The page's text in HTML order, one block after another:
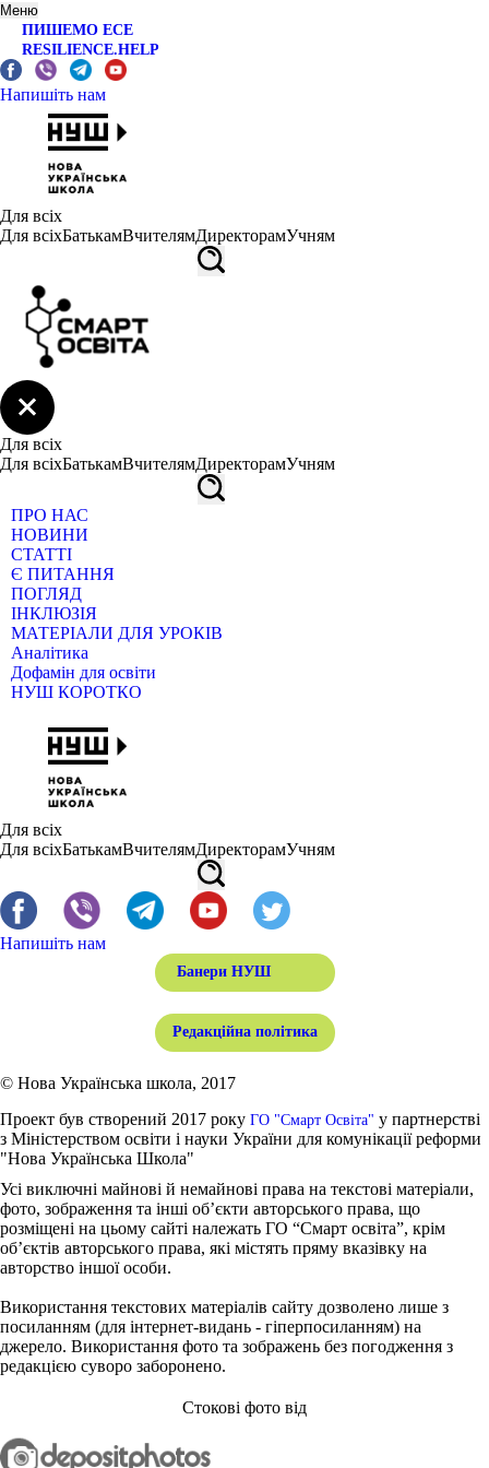
Меню
ПИШЕМО ЕСЕ
RESILIENCE.HELP
Напишіть нам
Для всіх
Для всіхБатькамВчителямДиректорамУчням
Для всіх
Для всіхБатькамВчителямДиректорамУчням
ПРО НАС
НОВИНИ
СТАТТІ
Є ПИТАННЯ
ПОГЛЯД
ІНКЛЮЗІЯ
МАТЕРІАЛИ ДЛЯ УРОКІВ
Аналітика
Дофамін для освіти
НУШ КОРОТКО
Для всіх
Для всіхБатькамВчителямДиректорамУчням
Напишіть нам
Банери НУШ
Редакційна політика
© Нова Українська школа, 2017
Проект був створений 2017 року ГО "Смарт Освіта" у партнерстві
з Міністерством освіти і науки України для комунікації реформи
"Нова Українська Школа"
Усі виключні майнові й немайнові права на текстові матеріали,
фото, зображення та інші об’єкти авторського права, що
розміщені на цьому сайті належать ГО “Смарт освіта”, крім
об’єктів авторського права, які містять пряму вказівку на
авторство іншої особи.
Використання текстових матеріалів сайту дозволено лише з
посиланням (для інтернет-видань - гіперпосиланням) на
джерело. Використання фото та зображень без погодження з
редакцією суворо заборонено.
Стокові фото від